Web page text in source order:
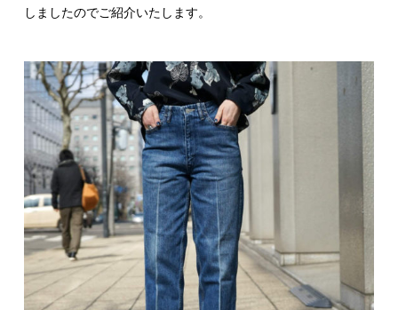
しましたのでご紹介いたします。